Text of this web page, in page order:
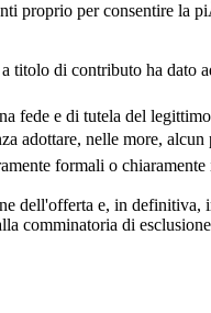
proprio per consentire la
di contributo ha dato
fede e di tutela del
adottare, nelle more,
formali o
dell'offerta e, in
comminatoria di